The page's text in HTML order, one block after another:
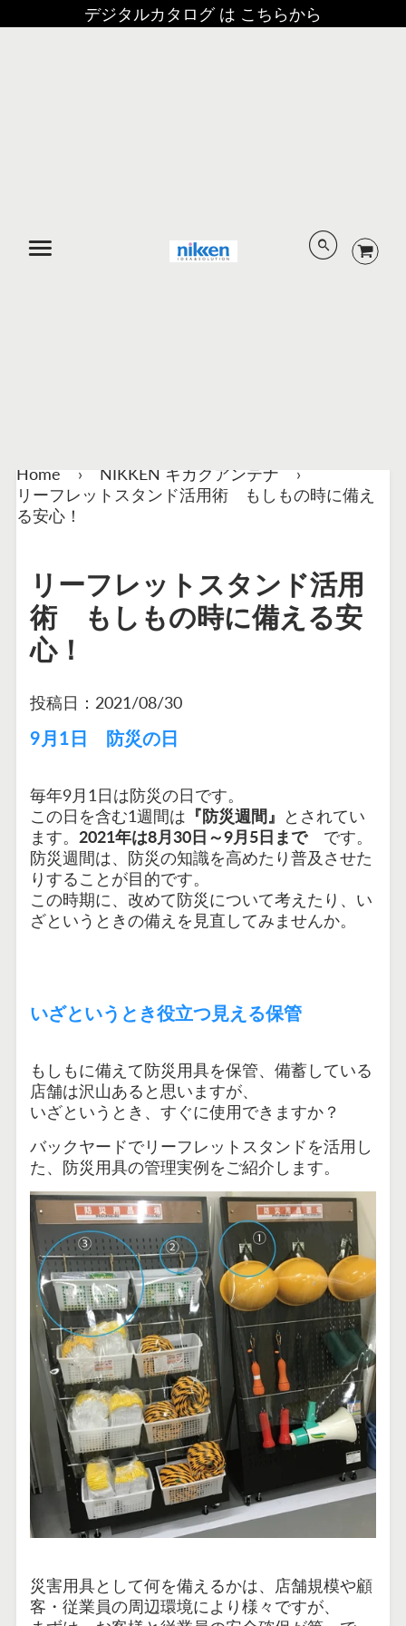
デジタルカタログ は こちらから
Home › NIKKEN キカクアンテナ
›
リーフレットスタンド活用術 もしもの時に備え
る安心！
リーフレットスタンド活用
術 もしもの時に備える安
心！
投稿日： 2021/08/30
9月1日 防災の日
毎年9月1日は防災の日です。
この日を含む1週間は 『防災週間』 とされてい
ます。 2021年は8月30日～9月5日まで です。
防災週間は、防災の知識を高めたり普及させた
りすることが目的です。
この時期に、改めて防災について考えたり、い
ざというときの備えを見直してみませんか。
いざというとき役立つ見える保管
もしもに備えて防災用具を保管、備蓄している
店舗は沢山あると思いますが、
いざというとき、すぐに使用できますか？
バックヤードでリーフレットスタンドを活用し
た、防災用具の管理実例をご紹介します。
災害用具として何を備えるかは、店舗規模や顧
客・従業員の周辺環境により様々ですが、